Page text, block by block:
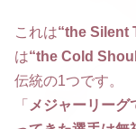
これは“the Silent
は“the Cold
伝統の1つです。
「 メジャーリー